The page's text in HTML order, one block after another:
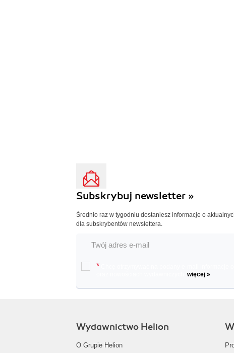
Subskrybuj newsletter »
Średnio raz w tygodniu dostaniesz informacje o
dla subskrybentów newslettera.
*
więcej »
Wydawnictwo Helion
O Grupie Helion